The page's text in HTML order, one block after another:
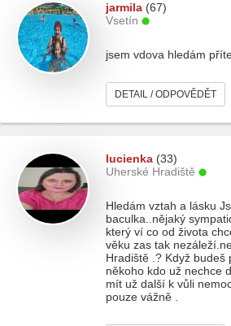
jarmila (67)
Vsetín
jsem vdova hledám
DETAIL / ODPOVĚDĚT
lucienka (33)
Uherské Hradiště
Hledám vztah a lásku
baculka..nějaký
který ví co od života
věku zas tak
Hradiště .? Když budeš
někoho kdo už nechce
mít už další k vůli
pouze vážně .